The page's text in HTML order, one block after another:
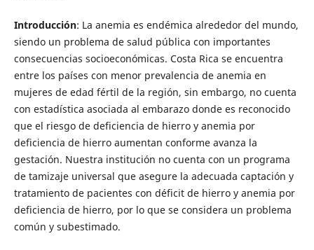
Introducción: La anemia es endémica alrededor del mundo,
siendo un problema de salud pública con importantes
consecuencias socioeconómicas. Costa Rica se encuentra
entre los países con menor prevalencia de anemia en
mujeres de edad fértil de la región, sin embargo, no cuenta
con estadística asociada al embarazo donde es reconocido
que el riesgo de deficiencia de hierro y anemia por
deficiencia de hierro aumentan conforme avanza la
gestación. Nuestra institución no cuenta con un programa
de tamizaje universal que asegure la adecuada captación y
tratamiento de pacientes con déficit de hierro y anemia por
deficiencia de hierro, por lo que se considera un problema
común y subestimado.